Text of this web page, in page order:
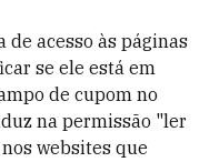
de acesso às páginas
se ele está em
de cupom no
na permissão "ler
websites que